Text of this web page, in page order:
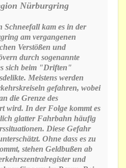
Nürburgring
Schneefall kam es in der
am vergangenen
Verstößen und
durch sogenannte
sich beim "Driften"
Meistens werden
gefahren, wobei
die Grenze des
wird. In der Folge kommt es
glatter Fahrbahn häufig
Diese Gefahr
Ohne dass es zu
stehen Geldbußen ab
und